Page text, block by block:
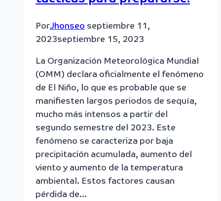
PorJhonseo septiembre 11,
2023septiembre 15, 2023
La Organización Meteorológica Mundial
(OMM) declara oficialmente el fenómeno
de El Niño, lo que es probable que se
manifiesten largos periodos de sequía,
mucho más intensos a partir del
segundo semestre del 2023. Este
fenómeno se caracteriza por baja
precipitación acumulada, aumento del
viento y aumento de la temperatura
ambiental. Estos factores causan
pérdida de…